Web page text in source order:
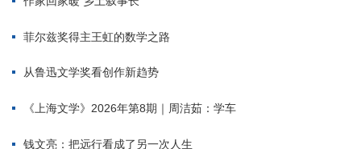
菲尔兹奖得主王虹的数学之路
从鲁迅文学奖看创作新趋势
《上海文学》2026年第8期｜周洁茹：学车
钱文亮：把远行看成了另一次人生